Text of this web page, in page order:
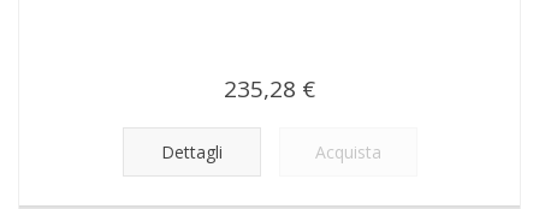
235,28 €
Dettagli Acquista